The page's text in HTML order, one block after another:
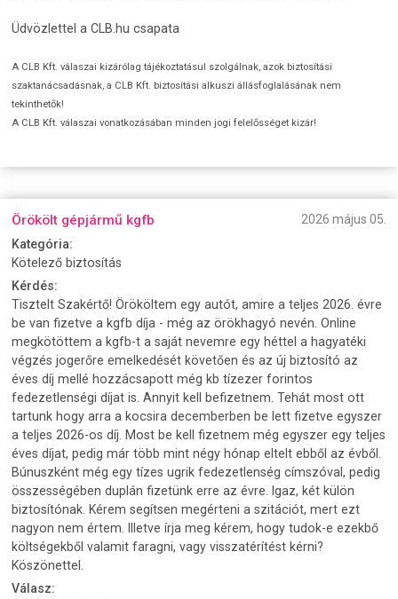
Üdvözlettel a CLB.hu csapata
A CLB Kft. válaszai kizárólag tájékoztatásul szolgálnak, azok biztosítási
szaktanácsadásnak, a CLB Kft. biztosítási alkuszi állásfoglalásának nem
tekinthetők!
A CLB Kft. válaszai vonatkozásában minden jogi felelősséget kizár!
Örökölt gépjármű kgfb
2026 május 05.
Kategória:
Kötelező biztosítás
Kérdés:
Tisztelt Szakértő! Örököltem egy autót, amire a teljes 2026. évre
be van fizetve a kgfb díja - még az örökhagyó nevén. Online
megkötöttem a kgfb-t a saját nevemre egy héttel a hagyatéki
végzés jogerőre emelkedését követően és az új biztosító az
éves díj mellé hozzácsapott még kb tízezer forintos
fedezetlenségi díjat is. Annyit kell befizetnem. Tehát most ott
tartunk hogy arra a kocsira decemberben be lett fizetve egyszer
a teljes 2026-os díj. Most be kell fizetnem még egyszer egy teljes
éves díjat, pedig már több mint négy hónap eltelt ebből az évből.
Búnuszként még egy tízes ugrik fedezetlenség címszóval, pedig
összességében duplán fizetünk erre az évre. Igaz, két külön
biztosítónak. Kérem segítsen megérteni a szitációt, mert ezt
nagyon nem értem. Illetve írja meg kérem, hogy tudok-e ezekbő
költségekből valamit faragni, vagy visszatérítést kérni?
Köszönettel.
Válasz: